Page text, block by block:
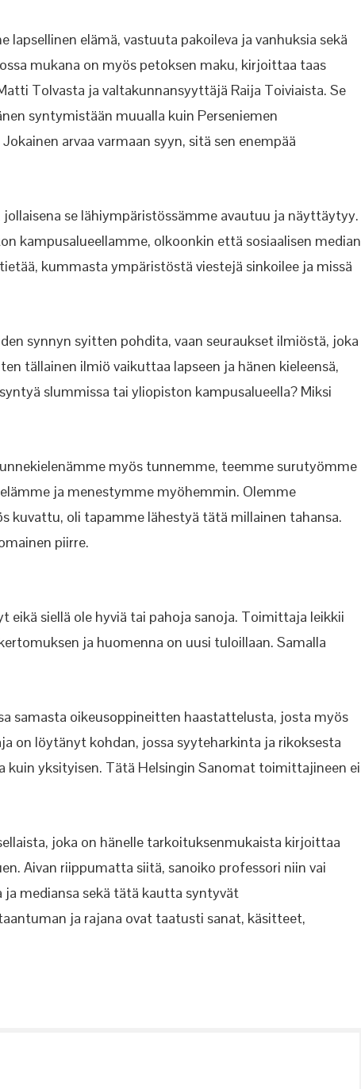
elämä, vastuuta pakoileva ja vanhuksia sekä
mukana on myös petoksen maku, kirjoittaa taas
Tolvasta ja valtakunnansyyttäjä Raija Toiviaista. Se
syntymistään muualla kuin Perseniemen
arvaa varmaan syyn, sitä sen enempää
se lähiympäristössämme avautuu ja näyttäytyy.
kampusalueellamme, olkoonkin että sosiaalisen median
kummasta ympäristöstä viestejä sinkoilee ja missä
synnyn syitten pohdita, vaan seuraukset ilmiöstä, joka
tällainen ilmiö vaikuttaa lapseen ja hänen kieleensä,
slummissa tai yliopiston kampusalueella? Miksi
myös tunnemme, teemme surutyömme
ja menestymme myöhemmin. Olemme
kuvattu, oli tapamme lähestyä tätä millainen tahansa.
piirre.
siellä ole hyviä tai pahoja sanoja. Toimittaja leikkii
ja huomenna on uusi tuloillaan. Samalla
samasta oikeusoppineitten haastattelusta, josta myös
on löytänyt kohdan, jossa syyteharkinta ja rikoksesta
yksityisen. Tätä Helsingin Sanomat toimittajineen ei
joka on hänelle tarkoituksenmukaista kirjoittaa
Aivan riippumatta siitä, sanoiko professori niin vai
mediansa sekä tätä kautta syntyvät
ja rajana ovat taatusti sanat, käsitteet,